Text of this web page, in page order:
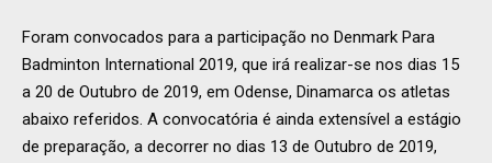
Foram convocados para a participação no Denmark Para
Badminton International 2019, que irá realizar-se nos dias 15
a 20 de Outubro de 2019, em Odense, Dinamarca os atletas
abaixo referidos. A convocatória é ainda extensível a estágio
de preparação, a decorrer no dias 13 de Outubro de 2019,